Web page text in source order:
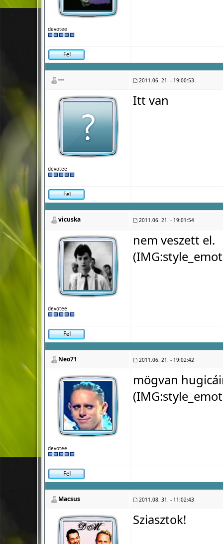
devotee
--- 2011.06. 21. - 19:00:53
devotee
Itt van
vicuska 2011.06. 21. - 19:01:54
devotee
nem veszett el.
(IMG:
Neo71 2011.06. 21. - 19:02:42
devotee
mögvan
(IMG:
Macsus 2011.08. 31. - 11:02:43
Sziasztok!